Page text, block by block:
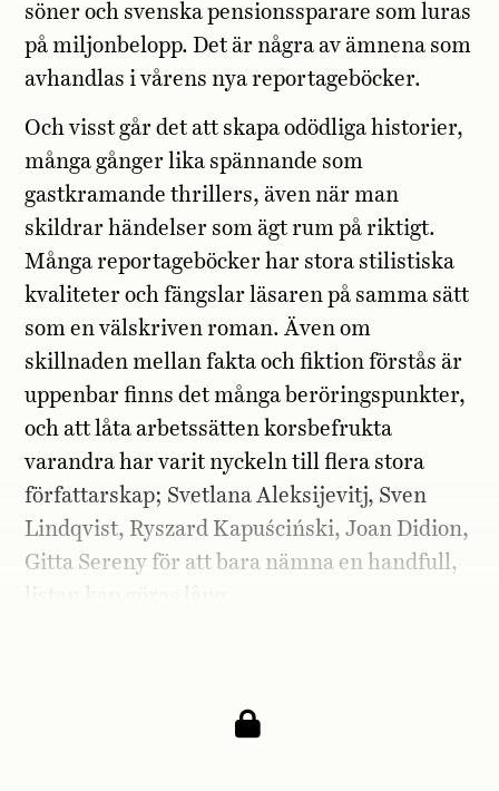
söner och svenska pensionssparare som luras
på miljonbelopp. Det är några av ämnena som
avhandlas i vårens nya reportageböcker.
Och visst går det att skapa odödliga historier,
många gånger lika spännande som
gastkramande thrillers, även när man
skildrar händelser som ägt rum på riktigt.
Många reportageböcker har stora stilistiska
kvaliteter och fängslar läsaren på samma sätt
som en välskriven roman. Även om
skillnaden mellan fakta och fiktion förstås är
uppenbar finns det många beröringspunkter,
och att låta arbetssätten korsbefrukta
varandra har varit nyckeln till flera stora
författarskap; Svetlana Aleksijevitj, Sven
Lindqvist, Ryszard Kapuściński, Joan Didion,
Gitta Sereny för att bara nämna en handfull,